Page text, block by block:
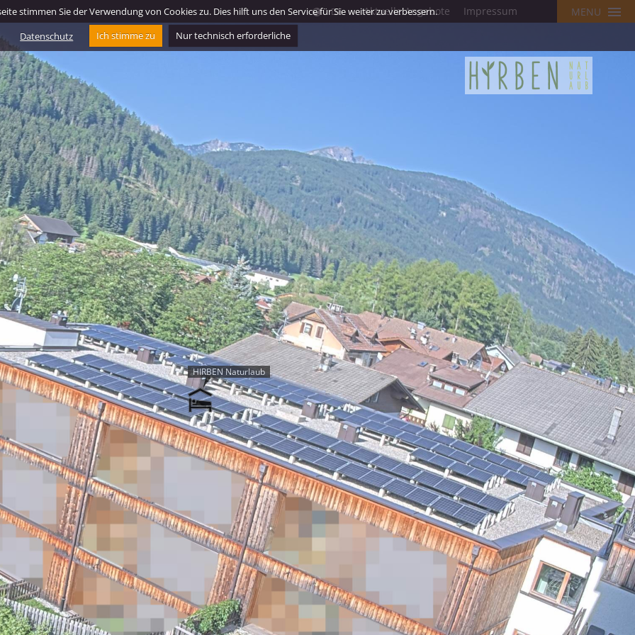
stimmen Sie der Verwendung von Cookies zu. Dies hilft uns den Service für Sie weiter zu verbessern.
Datenschutz
Ich stimme zu Nur technisch erforderliche
HIRBEN Naturlaub
MENU
DE Aktuelle Angebote Impressum